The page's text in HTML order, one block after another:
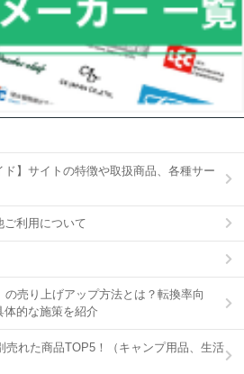
ド】サイトの特徴や取扱商品、各種サー
ご利用について
売り上げアップ方法とは？転換率向
的な施策を紹介
売れた商品TOP5！（キャンプ用品、生活